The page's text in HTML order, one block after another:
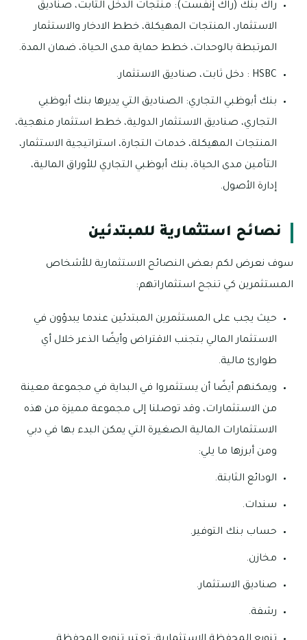
راك بنك (راك إنفست): منتجات الدخل الثابت، صناديق
الاستثمار، المنتجات المهيكلة، خطط الادخار والاستثمار
المرتبطة بالوحدات، خطط حماية مدى الحياة، ضمان المدة.
HSBC : دخل ثابت، صناديق الاستثمار.
بنك أبوظبي التجاري: الصناديق التي يديرها بنك أبوظبي
التجاري، صناديق الاستثمار الدولية، خطط استثمار منهجية،
المنتجات المهيكلة، خدمات التجارة، استراتيجية الاستثمار،
التأمين مدى الحياة، بنك أبوظبي التجاري للأوراق المالية،
إدارة الأصول.
نصائح استثمارية للمبتدئين
سوف نعرض لكم بعض النصائح الاستثمارية للأشخاص
المستثمرين كي تنجح استثماراتهم:
حيث يجب على المستثمرين المبتدئين عندما يبدؤون في
الاستثمار المالي بتجنب الاقتراض وأيضًا الذعر خلال أي
طوارئ مالية.
ويمكنهم أيضًا أن يستثمروا في البداية في مجموعة معينة
من الاستثمارات، وقد توصلنا إلى مجموعة مميزة من هذه
الاستثمارات المالية الصغيرة التي يمكن البدء بها في دبي
ومن أبرزها ما يلي:
الودائع الثابتة.
سندات.
حساب بنك التوفير.
مخازن.
صناديق الاستثمار.
رشفة.